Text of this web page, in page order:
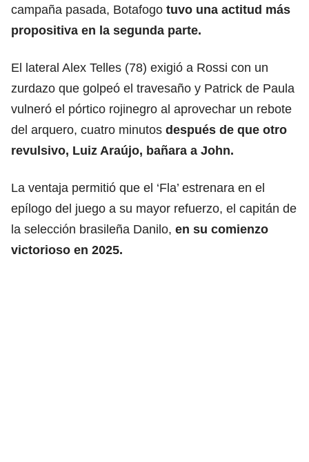
campaña pasada, Botafogo tuvo una actitud más
propositiva en la segunda parte.
El lateral Alex Telles (78) exigió a Rossi con un
zurdazo que golpeó el travesaño y Patrick de Paula
vulneró el pórtico rojinegro al aprovechar un rebote
del arquero, cuatro minutos después de que otro
revulsivo, Luiz Araújo, bañara a John.
La ventaja permitió que el ‘Fla’ estrenara en el
epílogo del juego a su mayor refuerzo, el capitán de
la selección brasileña Danilo, en su comienzo
victorioso en 2025.